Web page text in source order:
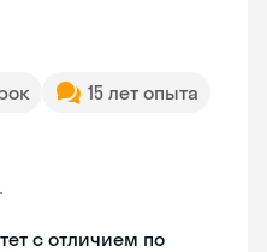
15 лет опыта
с отличием по